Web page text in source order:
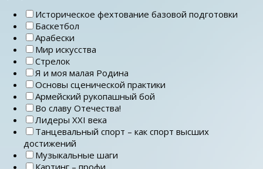
Историческое фехтование базовой подготовки
Баскетбол
Арабески
Мир искусства
Стрелок
Я и моя малая Родина
Основы сценической практики
Армейский рукопашный бой
Во славу Отечества!
Лидеры ХХI века
Танцевальный спорт – как спорт высших
достижений
Музыкальные шаги
Картинг – профи